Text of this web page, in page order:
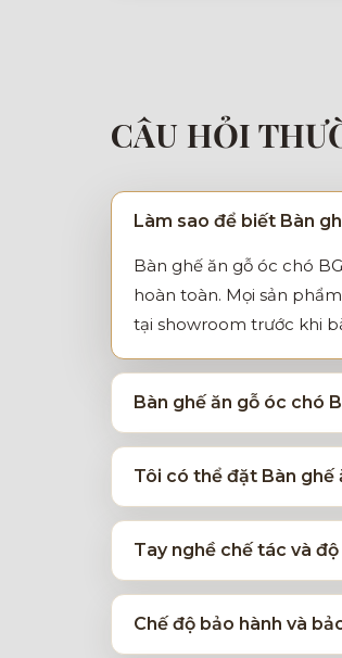
CÂU HỎI
Làm sao để biết Bàn
Bàn ghế ăn gỗ óc chó
hoàn toàn. Mọi sản
tại showroom trước khi
Bàn ghế ăn gỗ óc chó
Tôi có thể đặt Bàn ghế
Tay nghề chế tác và
Chế độ bảo hành và